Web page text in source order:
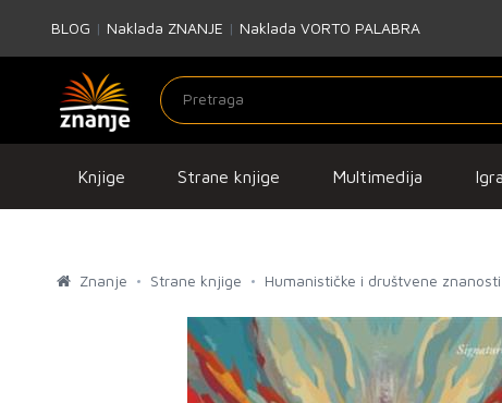
BLOG | Naklada ZNANJE | Naklada VORTO PALABRA
Knjige Strane knjige Multimedija
Znanje Strane knjige Humanističke i društvene znanosti